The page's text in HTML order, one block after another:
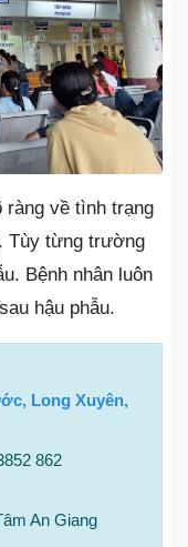
về tình trạng
Tùy từng trường
Bệnh nhân luôn
hậu phẫu.
Long Xuyên,
862
An Giang